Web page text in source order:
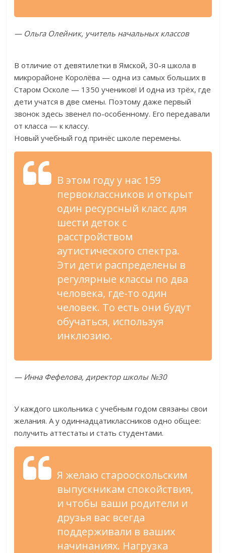
— Ольга Олейник, учитель начальных классов
В отличие от девятилетки в Ямской, 30-я школа в
микрорайоне Королёва — одна из самых больших в
Старом Осколе — 1350 учеников! И одна из трёх, где
дети учатся в две смены. Поэтому даже первый
звонок здесь звенел по-особенному. Его передавали
от класса — к классу.
Новый учебный год принёс школе перемены.
В этом году у нас 159
первоклассников и открыт
один ресурсный класс для
шести деток с
расстройством
аутистического спектра.
Эти дети распределены в
регулярные классы по два
человека, где-то один
человек. То есть они будут
обучаться, используя
инклюзию.
— Инна Фефелова, директор школы №30
У каждого школьника с учебным годом связаны свои
желания. А у одиннадцатиклассников одно общее:
получить аттестаты и стать студентами.
Я желаю старооскольским
выпускникам спокойствия,
и чтобы ваши родители и
друзья вас всегда
поддерживали в ваших
начинаниях. Нагрузка